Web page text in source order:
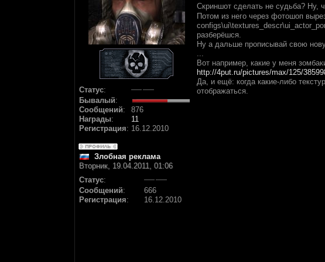
Статус:
Бывалый:
Сообщений:
876
Награды:
11
Регистрация: 16.12.2010
Скриншот сделать не судьба? Ну,
Потом из него через фотошоп
разберёшся.
Ну а дальше прописывай свою
Вот например, какие у меня
http://4put.ru/pictures/max/125/
Да, и ещё: когда какие-либо
отображаться.
Злобная реклама
Вторник, 19.04.2011, 01:06
Статус:
Сообщений:
666
Регистрация: 16.12.2010